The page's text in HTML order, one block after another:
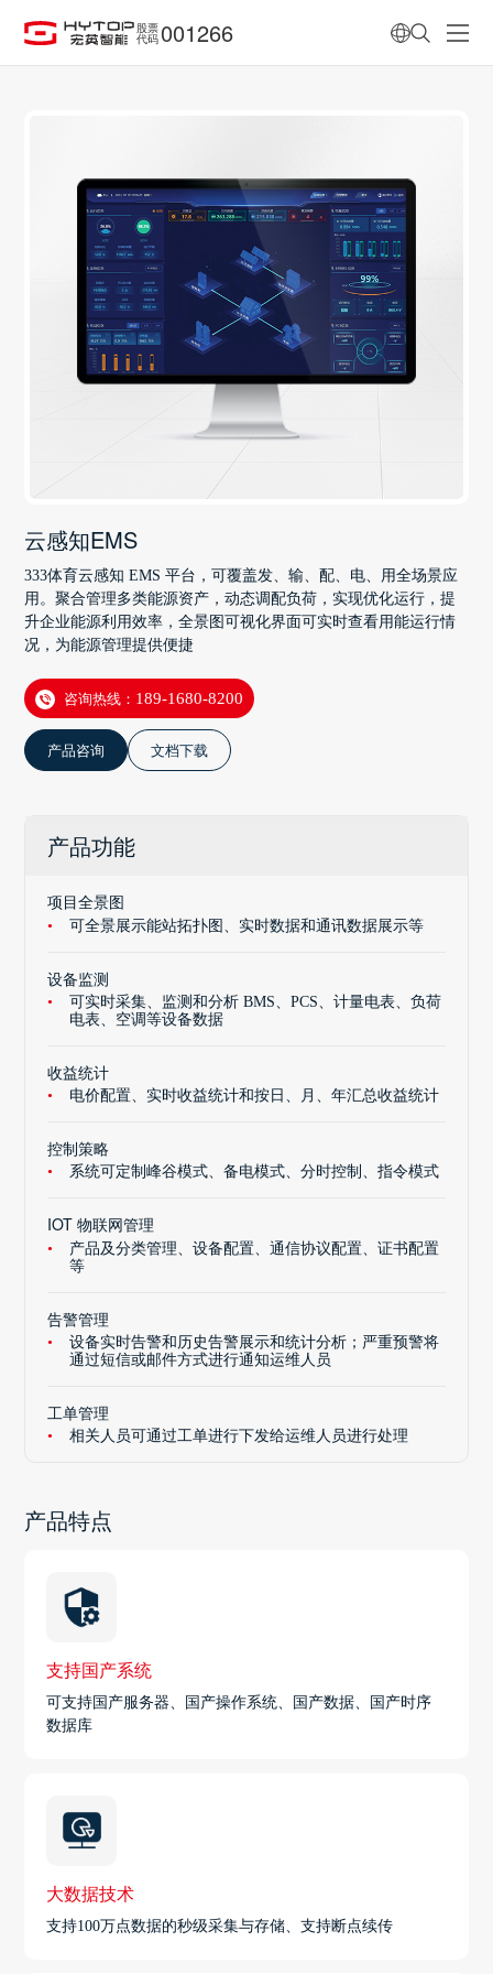
股票
代码 001266
云感知EMS
333体育云感知 EMS 平台，可覆盖发、输、配、电、用全场景应
用。聚合管理多类能源资产，动态调配负荷，实现优化运行，提
升企业能源利用效率，全景图可视化界面可实时查看用能运行情
况，为能源管理提供便捷
咨询热线： 189-1680-8200
产品咨询 文档下载
产品功能
项目全景图
可全景展示能站拓扑图、实时数据和通讯数据展示等
设备监测
可实时采集、监测和分析 BMS、PCS、计量电表、负荷
电表、空调等设备数据
收益统计
电价配置、实时收益统计和按日、月、年汇总收益统计
控制策略
系统可定制峰谷模式、备电模式、分时控制、指令模式
IOT 物联网管理
产品及分类管理、设备配置、通信协议配置、证书配置
等
告警管理
设备实时告警和历史告警展示和统计分析；严重预警将
通过短信或邮件方式进行通知运维人员
工单管理
相关人员可通过工单进行下发给运维人员进行处理
产品特点
支持国产系统
可支持国产服务器、国产操作系统、国产数据、国产时序
数据库
大数据技术
支持100万点数据的秒级采集与存储、支持断点续传